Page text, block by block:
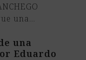
MANCHEGO
una…
una
Eduardo